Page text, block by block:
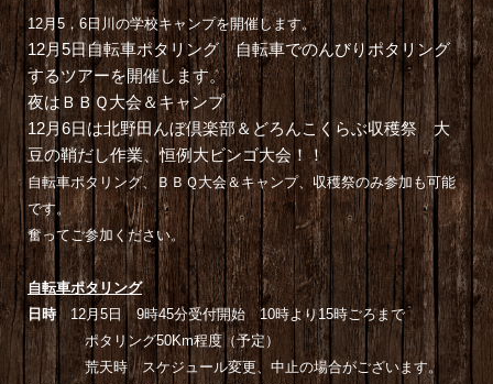
12月5，6日川の学校キャンプを開催します。
12月5日自転車ポタリング 自転車でのんびりポタリング
するツアーを開催します。
夜はＢＢＱ大会＆キャンプ
12月6日は北野田んぼ倶楽部＆どろんこくらぶ収穫祭 大
豆の鞘だし作業、恒例大ビンゴ大会！！
自転車ポタリング、ＢＢＱ大会＆キャンプ、収穫祭のみ参加も可能
です。
奮ってご参加ください。
自転車ポタリング
日時12月5日 9時45分受付開始 10時より15時ごろまで
ポタリング50Km程度（予定）
荒天時 スケジュール変更、中止の場合がございます。